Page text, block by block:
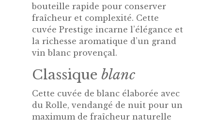
bouteille rapide pour conserver
fraîcheur et complexité. Cette
cuvée Prestige incarne l’élégance et
la richesse aromatique d’un grand
vin blanc provençal.
Classique blanc
Cette cuvée de blanc élaborée avec
du Rolle, vendangé de nuit pour un
maximum de fraîcheur naturelle